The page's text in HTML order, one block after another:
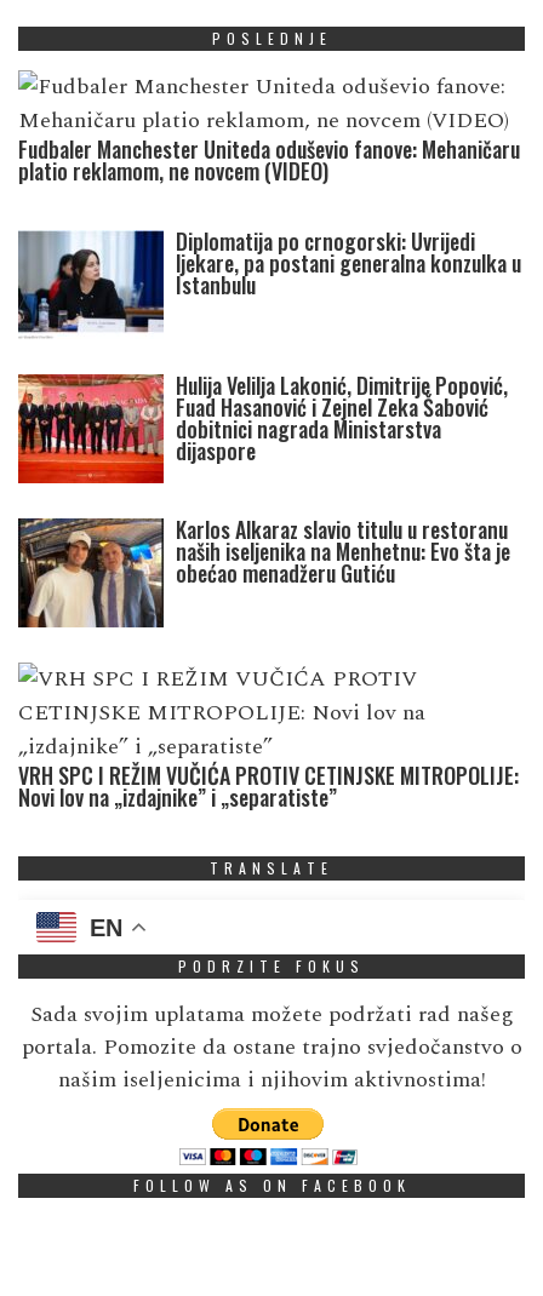
POSLEDNJE
Fudbaler Manchester Uniteda oduševio fanove: Mehaničaru
platio reklamom, ne novcem (VIDEO)
Diplomatija po crnogorski: Uvrijedi
ljekare, pa postani generalna konzulka u
Istanbulu
Hulija Velilja Lakonić, Dimitrije Popović,
Fuad Hasanović i Zejnel Zeka Šabović
dobitnici nagrada Ministarstva
dijaspore
Karlos Alkaraz slavio titulu u restoranu
naših iseljenika na Menhetnu: Evo šta je
obećao menadžeru Gutiću
VRH SPC I REŽIM VUČIĆA PROTIV CETINJSKE MITROPOLIJE:
Novi lov na „izdajnike” i „separatiste”
TRANSLATE
EN
PODRZITE FOKUS
Sada svojim uplatama možete podržati rad našeg
portala. Pomozite da ostane trajno svjedočanstvo o
našim iseljenicima i njihovim aktivnostima!
FOLLOW AS ON FACEBOOK